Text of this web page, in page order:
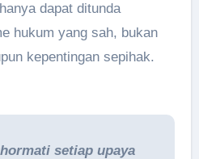
dapat ditunda
hukum yang sah, bukan
kepentingan sepihak.
setiap upaya